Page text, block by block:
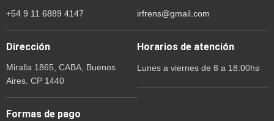
+54 9 11 6889 4147 irfrens@gmail.com
Dirección
Miralla 1865, CABA, Buenos
Aires. CP 1440
Horarios de atención
Lunes a viernes de 8 a 18:00hs
Formas de pago